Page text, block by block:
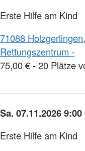
Erste Hilfe am Kind
71088
Rettungszentrum -
75,00 € - 20 Plätze
Sa. 07.11.2026
Erste Hilfe am Kind